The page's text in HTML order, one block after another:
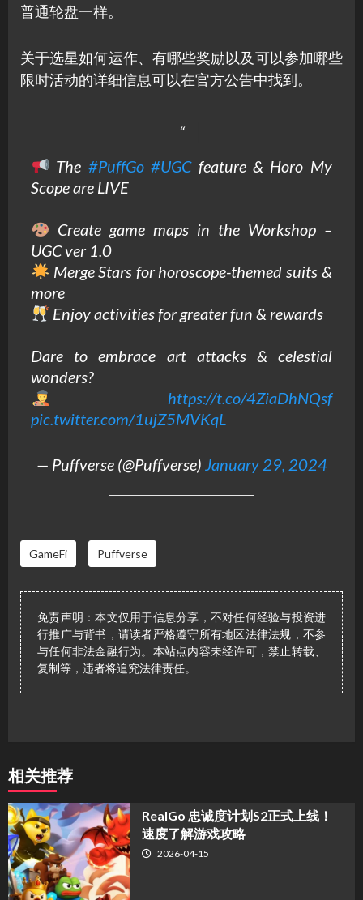
普通轮盘一样。
关于选星如何运作、有哪些奖励以及可以参加哪些
限时活动的详细信息可以在官方公告中找到。
The #PuffGo #UGCfeature & Horo My
Scope are LIVE
Create game maps in the Workshop –
UGC ver 1.0
Merge Stars for horoscope-themed suits &
more
Enjoy activities for greater fun & rewards
Dare to embrace art attacks & celestial
wonders?
https://t.co/4ZiaDhNQsf
pic.twitter.com/1ujZ5MVKqL
— Puffverse (@Puffverse) January 29, 2024
GameFi Puffverse
免责声明：本文仅用于信息分享，不对任何经验与投资进
行推广与背书，请读者严格遵守所有地区法律法规，不参
与任何非法金融行为。本站点内容未经许可，禁止转载、
复制等，违者将追究法律责任。
相关推荐
​RealGo 忠诚度计划S2正式上线！
速度了解游戏攻略
2026-04-15